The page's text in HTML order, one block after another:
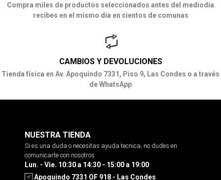
Compra miles de productos seleccionados antes del mediodía
recibes en el mismo día en cientos de comunas
CAMBIOS Y DEVOLUCIONES
Tienda física en Av. Apoquindo 7331, Piso 9, Las Condes o a través
de WhatsApp
NUESTRA TIENDA
Si es una duda o necesitas ayuda tecnica, no dudes en
comunicarte con nosotros
Lun. - Vie. 10:30 a 14:30 - 15:00 a 19:00
Apoquindo 7331 OF 918 - Las Condes